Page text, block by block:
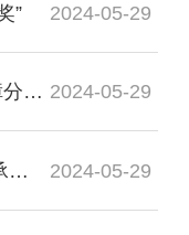
” 2024-05-29
进口带座外球面轴承优势及故障分析检测 2024-05-29
铁姆肯开创新转动产品 超越轴承谈轴承效率 2024-05-29